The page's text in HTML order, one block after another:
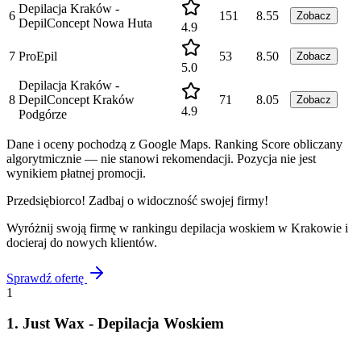
6
Depilacja Kraków -
DepilConcept Nowa Huta
4.9
151 8.55 Zobacz
7 ProEpil
5.0
53 8.50 Zobacz
8
Depilacja Kraków -
DepilConcept Kraków
Podgórze
4.9
71 8.05 Zobacz
Dane i oceny pochodzą z Google Maps. Ranking Score obliczany
algorytmicznie — nie stanowi rekomendacji. Pozycja nie jest
wynikiem płatnej promocji.
Przedsiębiorco! Zadbaj o widoczność swojej firmy!
Wyróżnij swoją firmę w rankingu depilacja woskiem w Krakowie i
docieraj do nowych klientów.
Sprawdź ofertę
1
1. Just Wax - Depilacja Woskiem